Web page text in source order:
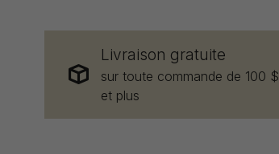
Livraison gratuite
sur toute commande de 100 $
et plus